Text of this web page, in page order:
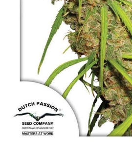
Dla Początkujących
Indoor w Domu
Outdoor na Dworze
Półautomaty Outdoor
Automaty XXL